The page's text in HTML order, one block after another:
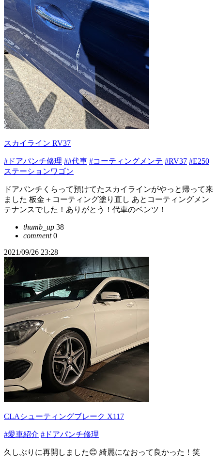
スカイライン RV37
#ドアパンチ修理 ##代車 #コーティングメンテ #RV37 #E250
ステーションワゴン
ドアパンチくらって預けてたスカイラインがやっと帰って来
ました 板金＋コーティング塗り直し あとコーティングメン
テナンスでした！ありがとう！代車のベンツ！
thumb_up 38
comment0
2021/09/26 23:28
CLAシューティングブレーク X117
#愛車紹介 #ドアパンチ修理
久しぶりに再開しました😊 綺麗になおって良かった！笑